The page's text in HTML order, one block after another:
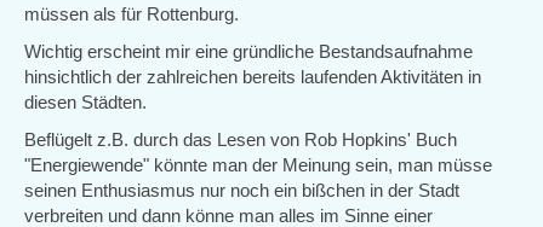
müssen als für Rottenburg.
Wichtig erscheint mir eine gründliche Bestandsaufnahme
hinsichtlich der zahlreichen bereits laufenden Aktivitäten in
diesen Städten.
Beflügelt z.B. durch das Lesen von Rob Hopkins' Buch
"Energiewende" könnte man der Meinung sein, man müsse
seinen Enthusiasmus nur noch ein bißchen in der Stadt
verbreiten und dann könne man alles im Sinne einer